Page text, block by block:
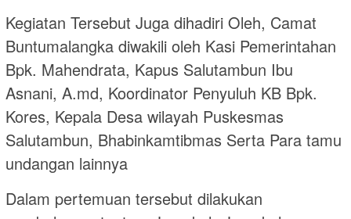
Kegiatan Tersebut Juga dihadiri Oleh, Camat
Buntumalangka diwakili oleh Kasi Pemerintahan
Bpk. Mahendrata, Kapus Salutambun Ibu
Asnani, A.md, Koordinator Penyuluh KB Bpk.
Kores, Kepala Desa wilayah Puskesmas
Salutambun, Bhabinkamtibmas Serta Para tamu
undangan lainnya
Dalam pertemuan tersebut dilakukan